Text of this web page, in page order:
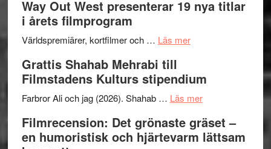
kväll
II
trailern
The
Files:
I
Want
Believe
–
Way Out West presenterar 19 nya titlar
i årets filmprogram
Världspremiärer, kortfilmer och … Läs merom
West
presenterar
nya
titlar
Grattis Shahab Mehrabi till
Filmstadens Kulturs stipendium
Farbror Ali och jag (2026). Shahab … Läs merom
Shahab
Mehrabi
Filmrecension: Det grönaste gräset –
en humoristisk och hjärtevarm lättsam